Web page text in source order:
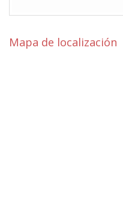
Mapa de localización